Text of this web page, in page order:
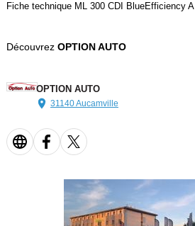
Fiche technique ML 300 CDI BlueEfficiency A
Découvrez OPTION AUTO
OPTION AUTO
31140 Aucamville